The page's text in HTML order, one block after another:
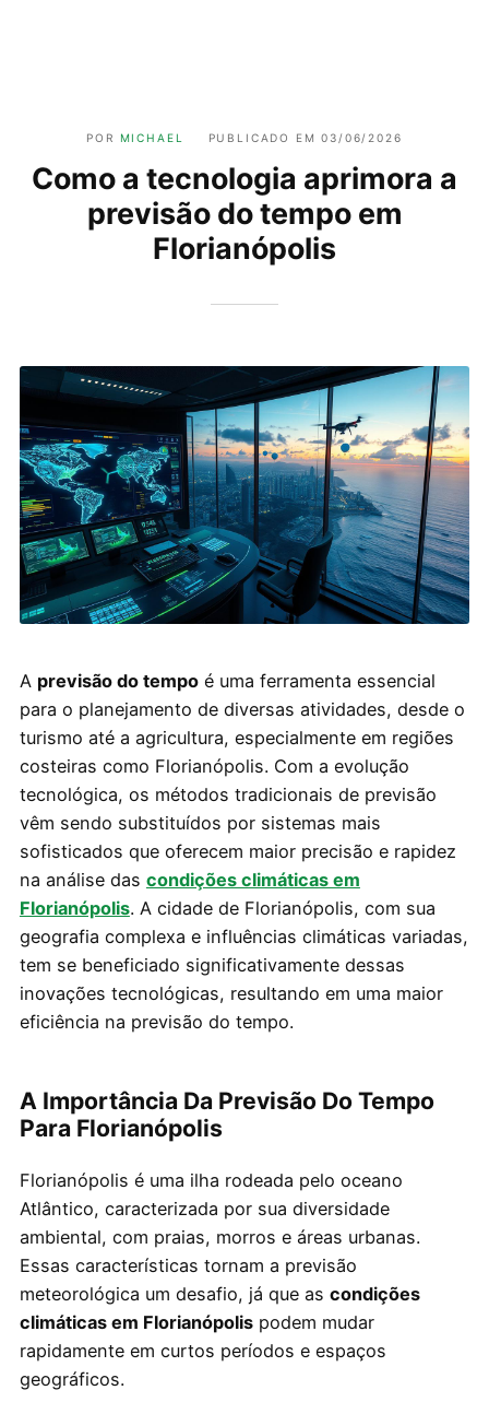
POR MICHAEL PUBLICADO EM03/06/2026
Como a tecnologia aprimora a
previsão do tempo em
Florianópolis
A previsão do tempoé uma ferramenta essencial
para o planejamento de diversas atividades, desde o
turismo até a agricultura, especialmente em regiões
costeiras como Florianópolis. Com a evolução
tecnológica, os métodos tradicionais de previsão
vêm sendo substituídos por sistemas mais
sofisticados que oferecem maior precisão e rapidez
na análise das condições climáticas em
Florianópolis. A cidade de Florianópolis, com sua
geografia complexa e influências climáticas variadas,
tem se beneficiado significativamente dessas
inovações tecnológicas, resultando em uma maior
eficiência na previsão do tempo.
A Importância Da Previsão Do Tempo
Para Florianópolis
Florianópolis é uma ilha rodeada pelo oceano
Atlântico, caracterizada por sua diversidade
ambiental, com praias, morros e áreas urbanas.
Essas características tornam a previsão
meteorológica um desafio, já que as condições
climáticas em Florianópolispodem mudar
rapidamente em curtos períodos e espaços
geográficos.